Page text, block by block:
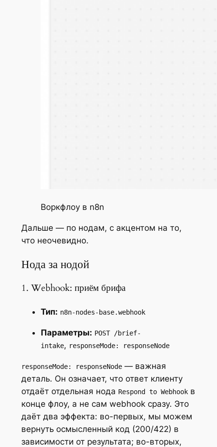
Воркфлоу в n8n
Дальше — по нодам, с акцентом на то,
что неочевидно.
Нода за нодой
1. Webhook: приём брифа
Тип: n8n-nodes-base.webhook
Параметры: POST /brief-
intake, responseMode: responseNode
responseMode: responseNode— важная
деталь. Он означает, что ответ клиенту
отдаёт отдельная нода Respond to Webhookв
конце флоу, а не сам webhook сразу. Это
даёт два эффекта: во-первых, мы можем
вернуть осмысленный код (200/422) в
зависимости от результата; во-вторых,